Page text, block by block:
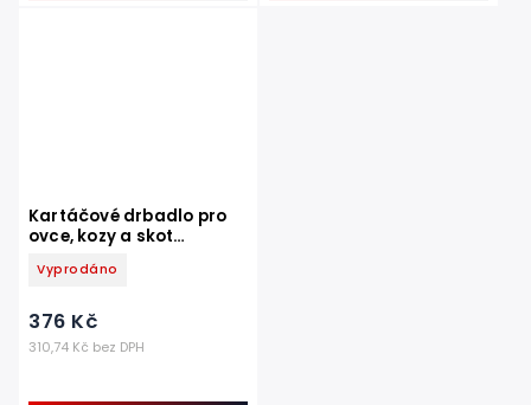
Kartáčové drbadlo pro
ovce, kozy a skot
kartáč
Vyprodáno
310,74 Kč bez DPH
376 Kč